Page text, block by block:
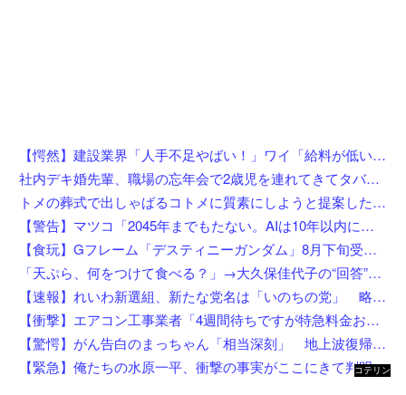
【愕然】建設業界「人手不足やばい！」ワイ「給料が低いんやろうなぁ」→調べた結果w w w w w w w
社内デキ婚先輩、職場の忘年会で2歳児を連れてきてタバコスパスパ酒ゴクゴクで親の自覚ゼロｗｗ挙句の果てに突き飛ばして頭を打たせ「久々の外食でゆっくりしたいんだよ！」にドン引き
トメの葬式で出しゃばるコトメに質素にしようと提案した私！「あんたは関係ない」と言われたのでお望み通り速攻で帰宅してボイコットしてやった結果←自滅してて最高にスカッとするｗ
【警告】マツコ「2045年までもたない。AIは10年以内に来るぞ」
【食玩】Gフレーム「デスティニーガンダム」8月下旬受注開始
「天ぷら、何をつけて食べる？」→大久保佳代子の“回答”にスタジオ驚き「嘘だろ？」
【速報】れいわ新選組、新たな党名は「いのちの党」 略称は「いのち」
【衝撃】エアコン工事業者「4週間待ちですが特急料金お支払い頂けるなら当日可です」←これw w w w w w w
【驚愕】がん告白のまっちゃん「相当深刻」 地上波復帰の意外な切り札はまさかの…w w w w w w w w w
【緊急】俺たちの水原一平、衝撃の事実がここにきて判明！！一発逆転へ！！←これw w w w w w w w w
コテリン